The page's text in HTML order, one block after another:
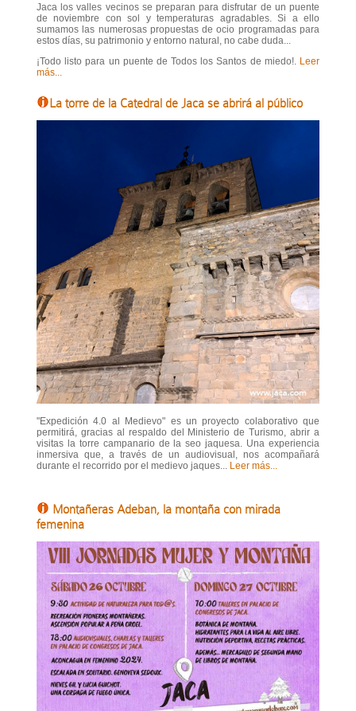
Jaca los valles vecinos se preparan para disfrutar de un puente
de noviembre con sol y temperaturas agradables. Si a ello
sumamos las numerosas propuestas de ocio programadas para
estos días, su patrimonio y entorno natural, no cabe duda...
¡Todo listo para un puente de Todos los Santos de miedo!. Leer
más...
La torre de la Catedral de Jaca se abrirá al público
"Expedición 4.0 al Medievo" es un proyecto colaborativo que
permitirá, gracias al respaldo del Ministerio de Turismo, abrir a
visitas la torre campanario de la seo jaquesa. Una experiencia
inmersiva que, a través de un audiovisual, nos acompañará
durante el recorrido por el medievo jaques... Leer más...
Montañeras Adeban, la montaña con mirada
femenina